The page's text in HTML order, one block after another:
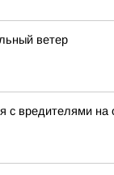
ветер
с вредителями